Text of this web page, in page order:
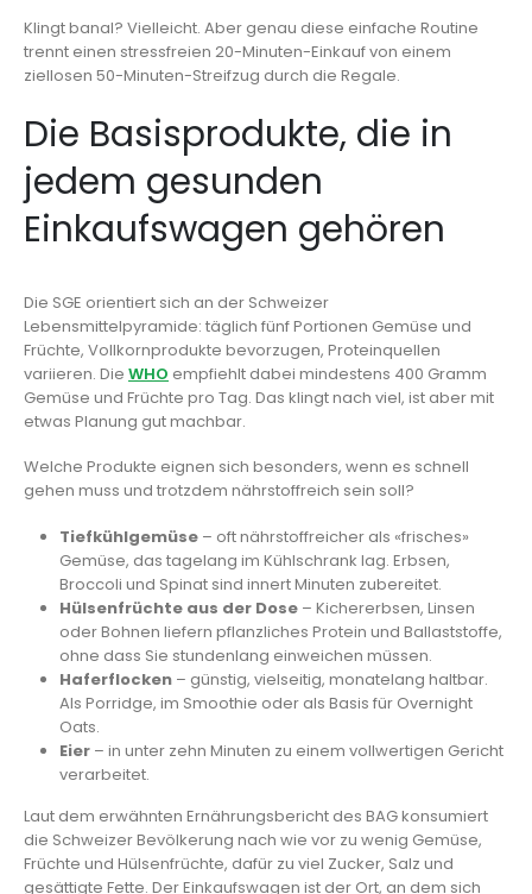
Klingt banal? Vielleicht. Aber genau diese einfache Routine
trennt einen stressfreien 20-Minuten-Einkauf von einem
ziellosen 50-Minuten-Streifzug durch die Regale.
Die Basisprodukte, die in
jedem gesunden
Einkaufswagen gehören
Die SGE orientiert sich an der Schweizer
Lebensmittelpyramide: täglich fünf Portionen Gemüse und
Früchte, Vollkornprodukte bevorzugen, Proteinquellen
variieren. Die WHO empfiehlt dabei mindestens 400 Gramm
Gemüse und Früchte pro Tag. Das klingt nach viel, ist aber mit
etwas Planung gut machbar.
Welche Produkte eignen sich besonders, wenn es schnell
gehen muss und trotzdem nährstoffreich sein soll?
Tiefkühlgemüse– oft nährstoffreicher als «frisches»
Gemüse, das tagelang im Kühlschrank lag. Erbsen,
Broccoli und Spinat sind innert Minuten zubereitet.
Hülsenfrüchte aus der Dose– Kichererbsen, Linsen
oder Bohnen liefern pflanzliches Protein und Ballaststoffe,
ohne dass Sie stundenlang einweichen müssen.
Haferflocken– günstig, vielseitig, monatelang haltbar.
Als Porridge, im Smoothie oder als Basis für Overnight
Oats.
Eier– in unter zehn Minuten zu einem vollwertigen Gericht
verarbeitet.
Laut dem erwähnten Ernährungsbericht des BAG konsumiert
die Schweizer Bevölkerung nach wie vor zu wenig Gemüse,
Früchte und Hülsenfrüchte, dafür zu viel Zucker, Salz und
gesättigte Fette. Der Einkaufswagen ist der Ort, an dem sich